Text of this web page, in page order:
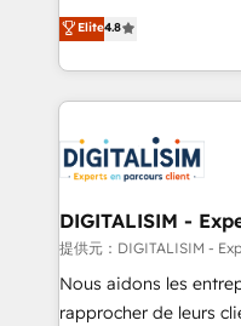
CRM, Solutions Architecture,
Migration, Custom
team of 25+ experts Contact us today to help you
get more from your
HubSpot CRM
maximizing EBITDA
Excellence. With our
strengthen your
Implementation
drive your business forward. Since 2015
dedicated to
team (50+), we work
B2B sectors such as
business services.
Elite4.8
DIGITALISIM -
提供元：DIGITALISIM -
Nous aidons les
rapprocher de leurs